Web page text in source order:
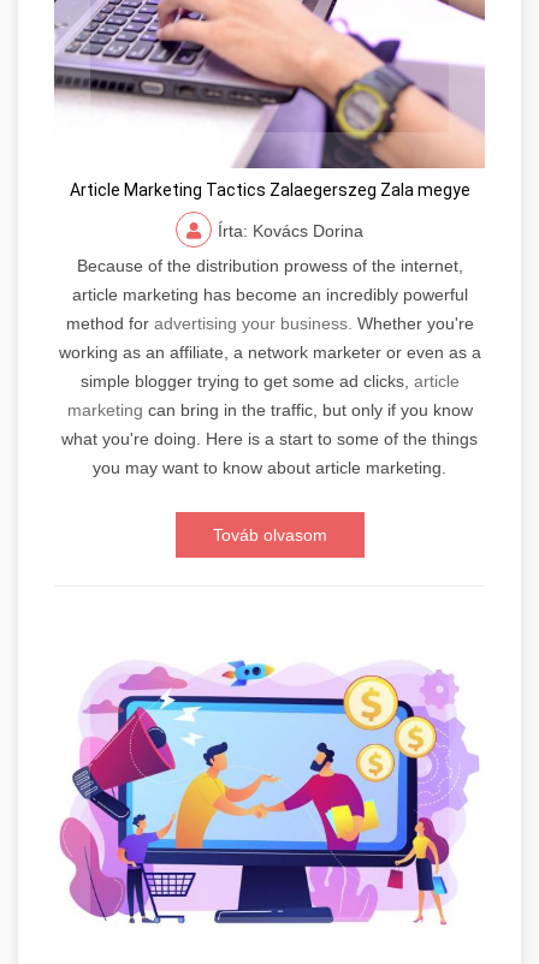
Article Marketing Tactics Zalaegerszeg Zala megye
Írta: Kovács Dorina
Because of the distribution prowess of the internet,
article marketing has become an incredibly powerful
method for advertising your business. Whether you're
working as an affiliate, a network marketer or even as a
simple blogger trying to get some ad clicks, article
marketing can bring in the traffic, but only if you know
what you're doing. Here is a start to some of the things
you may want to know about article marketing.
Továb olvasom